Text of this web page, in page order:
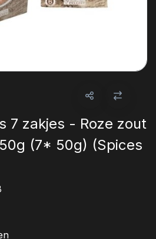
7 zakjes - Roze zout
(7* 50g) (Spices